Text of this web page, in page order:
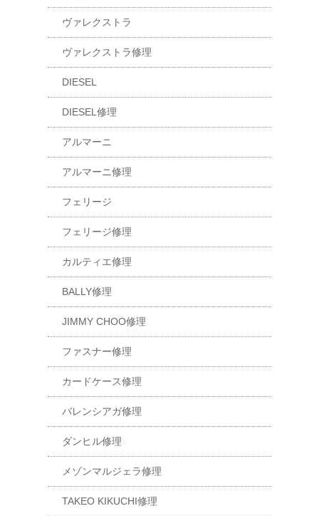
ヴァレクストラ
ヴァレクストラ修理
DIESEL
DIESEL修理
アルマーニ
アルマーニ修理
フェリージ
フェリージ修理
カルティエ修理
BALLY修理
JIMMY CHOO修理
ファスナー修理
カードケース修理
バレンシアガ修理
ダンヒル修理
メゾンマルジェラ修理
TAKEO KIKUCHI修理